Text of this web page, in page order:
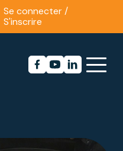
Se connecter /
S'inscrire